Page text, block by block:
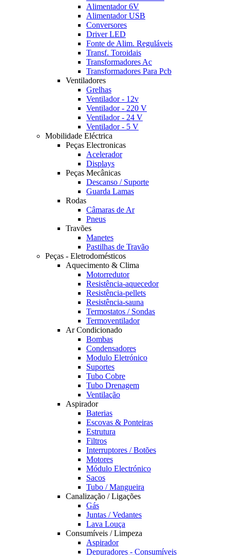
Alimentador 6V
Alimentador USB
Conversores
Driver LED
Fonte de Alim. Reguláveis
Transf. Toroidais
Transformadores Ac
Transformadores Para Pcb
Ventiladores
Grelhas
Ventilador - 12v
Ventilador - 220 V
Ventilador - 24 V
Ventilador - 5 V
Mobilidade Eléctrica
Peças Electronicas
Acelerador
Displays
Peças Mecânicas
Descanso / Suporte
Guarda Lamas
Rodas
Câmaras de Ar
Pneus
Travões
Manetes
Pastilhas de Travão
Peças - Eletrodomésticos
Aquecimento & Clima
Motorredutor
Resistência-aquecedor
Resistência-pellets
Resistência-sauna
Termostatos / Sondas
Termoventilador
Ar Condicionado
Bombas
Condensadores
Modulo Eletrónico
Suportes
Tubo Cobre
Tubo Drenagem
Ventilação
Aspirador
Baterias
Escovas & Ponteiras
Estrutura
Filtros
Interruptores / Botões
Motores
Módulo Electrónico
Sacos
Tubo / Mangueira
Canalização / Ligações
Gás
Juntas / Vedantes
Lava Louça
Consumíveis / Limpeza
Aspirador
Depuradores - Consumíveis